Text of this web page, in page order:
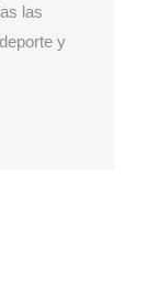
las
y